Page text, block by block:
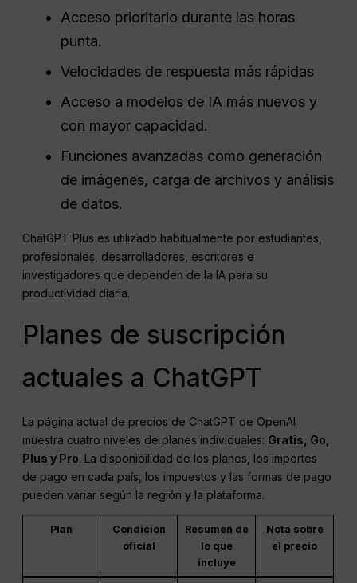
Acceso prioritario durante las horas
punta.
Velocidades de respuesta más rápidas
Acceso a modelos de IA más nuevos y
con mayor capacidad.
Funciones avanzadas como generación
de imágenes, carga de archivos y análisis
de datos.
ChatGPT Plus es utilizado habitualmente por estudiantes,
profesionales, desarrolladores, escritores e
investigadores que dependen de la IA para su
productividad diaria.
Planes de suscripción
actuales a ChatGPT
La página actual de precios de ChatGPT de OpenAI
muestra cuatro niveles de planes individuales: Gratis, Go,
Plus y Pro. La disponibilidad de los planes, los importes
de pago en cada país, los impuestos y las formas de pago
pueden variar según la región y la plataforma.
Plan
Condición
oficial
Resumen de
lo que
incluye
Nota sobre
el precio